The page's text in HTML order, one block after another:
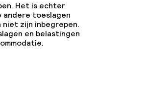
Het is echter
andere toeslagen
niet zijn inbegrepen.
en belastingen